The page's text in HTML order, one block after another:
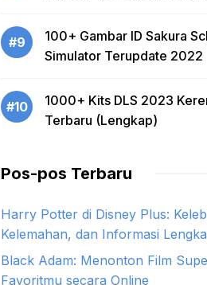
#9
100+ Gambar ID Sakura
Simulator Terupdate 2022
#10
1000+ Kits DLS 2023
Terbaru (Lengkap)
Pos-pos Terbaru
Harry Potter di Disney Plus:
Kelemahan, dan Informasi
Black Adam: Menonton Film
Favoritmu secara Online